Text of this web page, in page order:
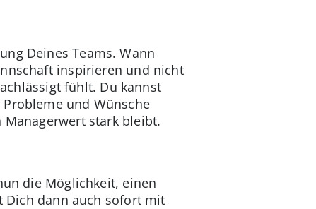
Deines Teams. Wann
inspirieren und nicht
fühlt. Du kannst
und Wünsche
stark bleibt.
die Möglichkeit, einen
Dich dann auch sofort mit